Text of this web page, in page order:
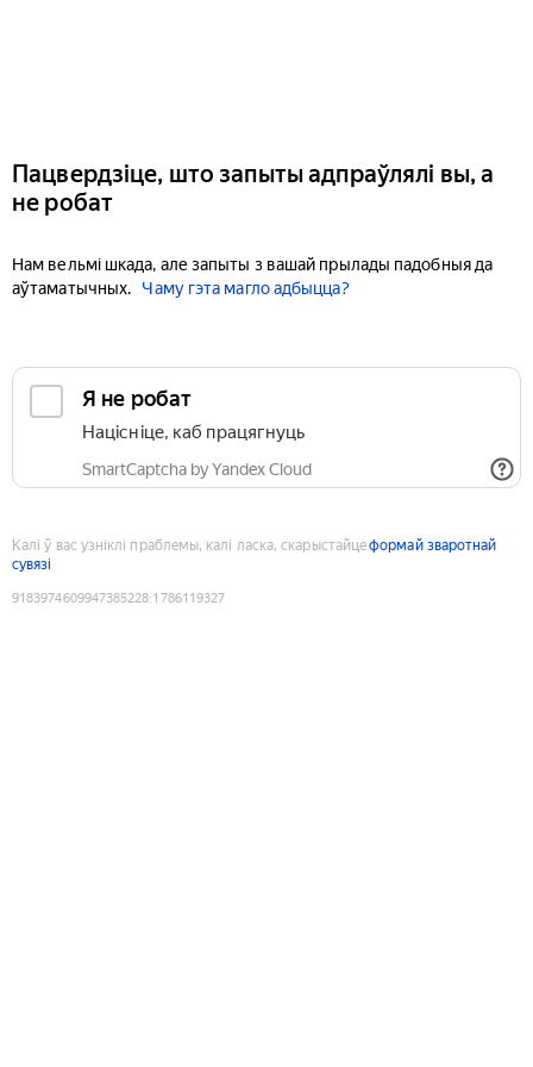
Пацвердзіце, што запыты адпраўлялі вы, а
не робат
Нам вельмі шкада, але запыты з вашай прылады падобныя да
аўтаматычных.
Чаму гэта магло адбыцца?
Я не робат
Націсніце, каб працягнуць
SmartCaptcha by Yandex Cloud
Калі ў вас узніклі праблемы, калі ласка, скарыстайцеформай зваротнай
сувязі
9183974609947385228:1786119327